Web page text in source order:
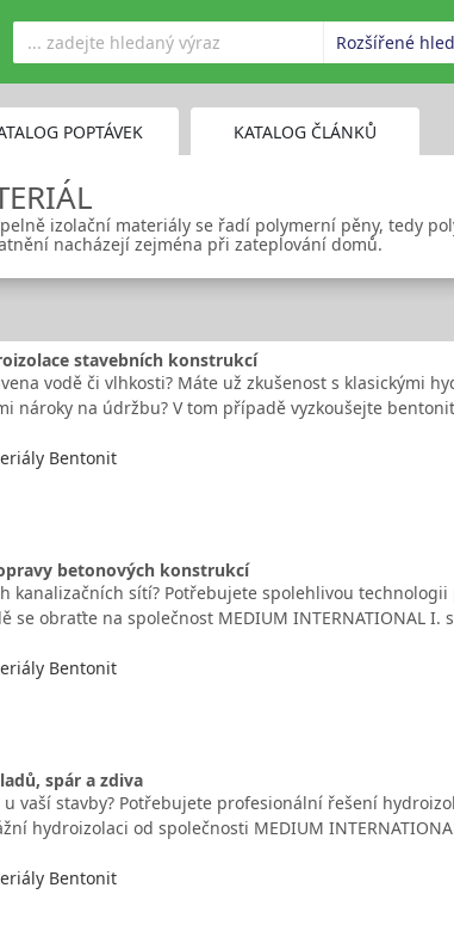
Rozšířené
POPTÁVEK KATALOG ČLÁNKŮ
izolační materiály se řadí polymerní pěny, tedy
nacházejí zejména při zateplování domů.
stavebních konstrukcí
vodě či vlhkosti? Máte už zkušenost s klasickými
nároky na údržbu? V tom případě vyzkoušejte
Bentonit
betonových konstrukcí
kanalizačních sítí? Potřebujete spolehlivou technologii
obraťte na společnost MEDIUM INTERNATIONAL I.
Bentonit
spár a zdiva
vaší stavby? Potřebujete profesionální řešení
hydroizolaci od společnosti MEDIUM
Bentonit